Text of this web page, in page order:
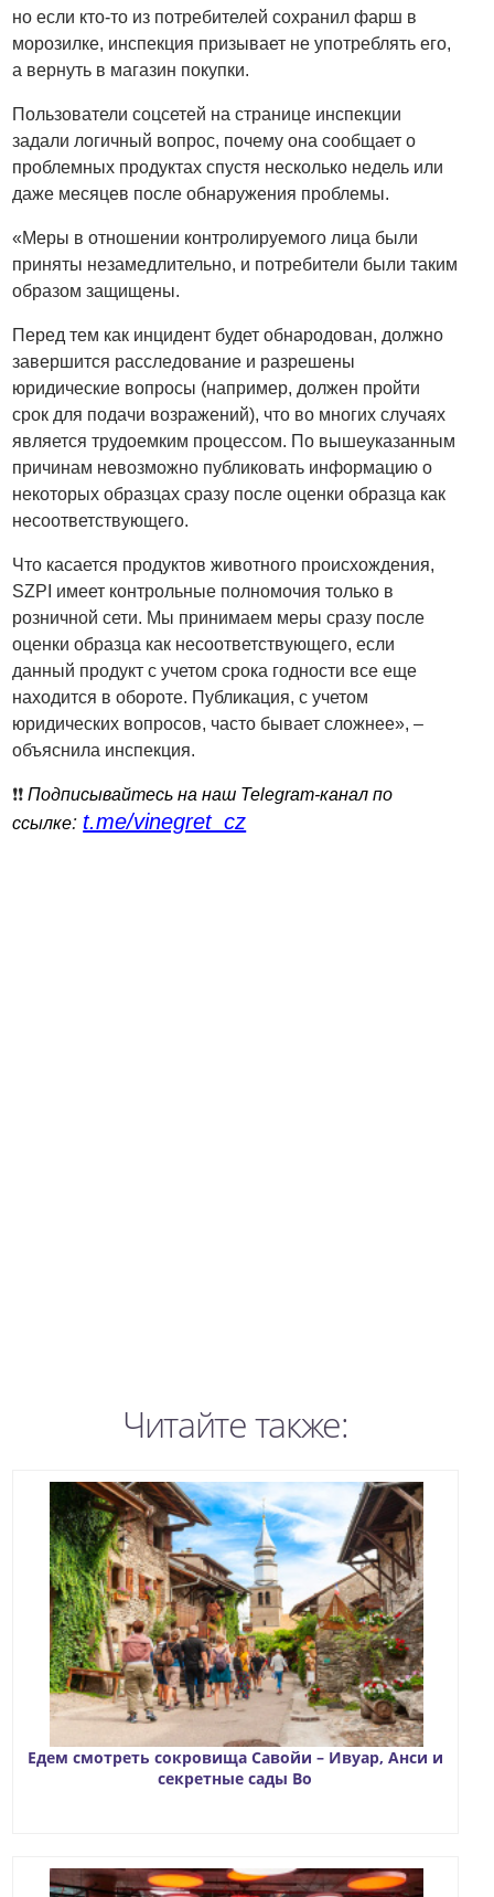
но если кто-то из потребителей сохранил фарш в
морозилке, инспекция призывает не употреблять его,
а вернуть в магазин покупки.
Пользователи соцсетей на странице инспекции
задали логичный вопрос, почему она сообщает о
проблемных продуктах спустя несколько недель или
даже месяцев после обнаружения проблемы.
«Меры в отношении контролируемого лица были
приняты незамедлительно, и потребители были таким
образом защищены.
Перед тем как инцидент будет обнародован, должно
завершится расследование и разрешены
юридические вопросы (например, должен пройти
срок для подачи возражений), что во многих случаях
является трудоемким процессом. По вышеуказанным
причинам невозможно публиковать информацию о
некоторых образцах сразу после оценки образца как
несоответствующего.
Что касается продуктов животного происхождения,
SZPI имеет контрольные полномочия только в
розничной сети. Мы принимаем меры сразу после
оценки образца как несоответствующего, если
данный продукт с учетом срока годности все еще
находится в обороте. Публикация, с учетом
юридических вопросов, часто бывает сложнее», –
объяснила инспекция.
❗️❗️Подписывайтесь на наш Telegram-канал по
ссылке: t.me/vinegret_cz
Читайте также:
Едем смотреть сокровища Савойи – Ивуар, Анси и
секретные сады Во